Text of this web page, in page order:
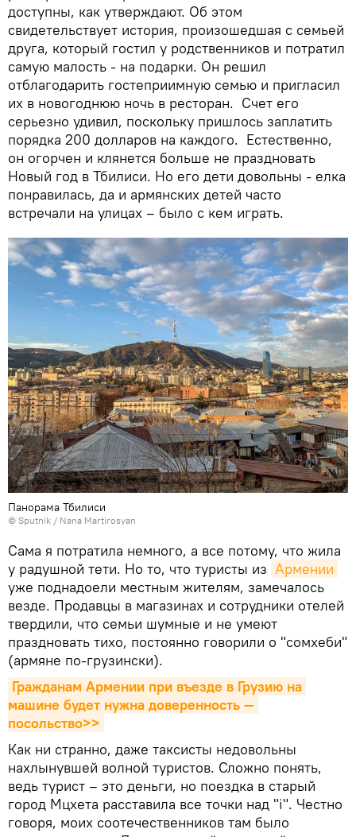
доступны, как утверждают. Об этом
свидетельствует история, произошедшая с семьей
друга, который гостил у родственников и потратил
самую малость - на подарки. Он решил
отблагодарить гостеприимную семью и пригласил
их в новогоднюю ночь в ресторан. Счет его
серьезно удивил, поскольку пришлось заплатить
порядка 200 долларов на каждого. Естественно,
он огорчен и клянется больше не праздновать
Новый год в Тбилиси. Но его дети довольны - елка
понравилась, да и армянских детей часто
встречали на улицах – было с кем играть.
Панорама Тбилиси
© Sputnik / Nana Martirosyan
Сама я потратила немного, а все потому, что жила
у радушной тети. Но то, что туристы из Армении
уже поднадоели местным жителям, замечалось
везде. Продавцы в магазинах и сотрудники отелей
твердили, что семьи шумные и не умеют
праздновать тихо, постоянно говорили о "сомхеби"
(армяне по-грузински).
Гражданам Армении при въезде в Грузию на
машине будет нужна доверенность —
посольство>>
Как ни странно, даже таксисты недовольны
нахлынувшей волной туристов. Сложно понять,
ведь турист – это деньги, но поездка в старый
город Мцхета расставила все точки над "i". Честно
говоря, моих соотечественников там было